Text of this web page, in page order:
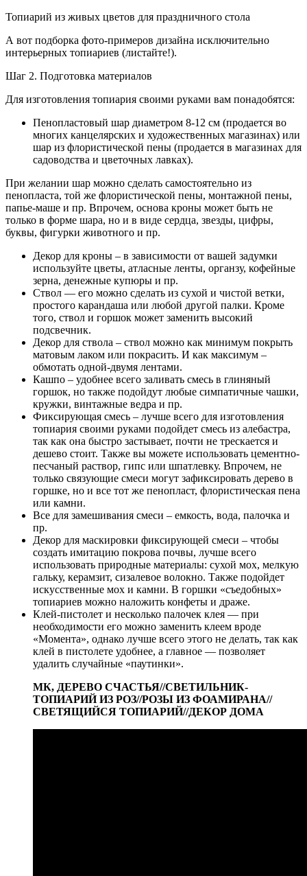
Топиарий из живых цветов для праздничного стола
А вот подборка фото-примеров дизайна исключительно
интерьерных топиариев (листайте!).
Шаг 2. Подготовка материалов
Для изготовления топиария своими руками вам понадобятся:
Пенопластовый шар диаметром 8-12 см (продается во
многих канцелярских и художественных магазинах) или
шар из флористической пены (продается в магазинах для
садоводства и цветочных лавках).
При желании шар можно сделать самостоятельно из
пенопласта, той же флористической пены, монтажной пены,
папье-маше и пр. Впрочем, основа кроны может быть не
только в форме шара, но и в виде сердца, звезды, цифры,
буквы, фигурки животного и пр.
Декор для кроны – в зависимости от вашей задумки
используйте цветы, атласные ленты, органзу, кофейные
зерна, денежные купюры и пр.
Ствол — его можно сделать из сухой и чистой ветки,
простого карандаша или любой другой палки. Кроме
того, ствол и горшок может заменить высокий
подсвечник.
Декор для ствола – ствол можно как минимум покрыть
матовым лаком или покрасить. И как максимум –
обмотать одной-двумя лентами.
Кашпо – удобнее всего заливать смесь в глиняный
горшок, но также подойдут любые симпатичные чашки,
кружки, винтажные ведра и пр.
Фиксирующая смесь – лучше всего для изготовления
топиария своими руками подойдет смесь из алебастра,
так как она быстро застывает, почти не трескается и
дешево стоит. Также вы можете использовать цементно-
песчаный раствор, гипс или шпатлевку. Впрочем, не
только связующие смеси могут зафиксировать дерево в
горшке, но и все тот же пенопласт, флористическая пена
или камни.
Все для замешивания смеси – емкость, вода, палочка и
пр.
Декор для маскировки фиксирующей смеси – чтобы
создать имитацию покрова почвы, лучше всего
использовать природные материалы: сухой мох, мелкую
гальку, керамзит, сизалевое волокно. Также подойдет
искусственные мох и камни. В горшки «съедобных»
топиариев можно наложить конфеты и драже.
Клей-пистолет и несколько палочек клея — при
необходимости его можно заменить клеем вроде
«Момента», однако лучше всего этого не делать, так как
клей в пистолете удобнее, а главное — позволяет
удалить случайные «паутинки».
МК, ДЕРЕВО СЧАСТЬЯ//СВЕТИЛЬНИК-
ТОПИАРИЙ ИЗ РОЗ//РОЗЫ ИЗ ФОАМИРАНА//
СВЕТЯЩИЙСЯ ТОПИАРИЙ//ДЕКОР ДОМА